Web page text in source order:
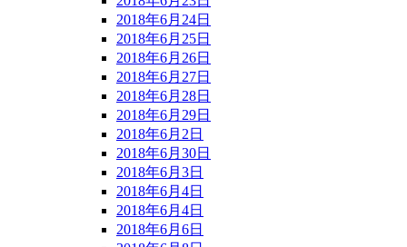
2018年6月24日
2018年6月25日
2018年6月26日
2018年6月27日
2018年6月28日
2018年6月29日
2018年6月2日
2018年6月30日
2018年6月3日
2018年6月4日
2018年6月4日
2018年6月6日